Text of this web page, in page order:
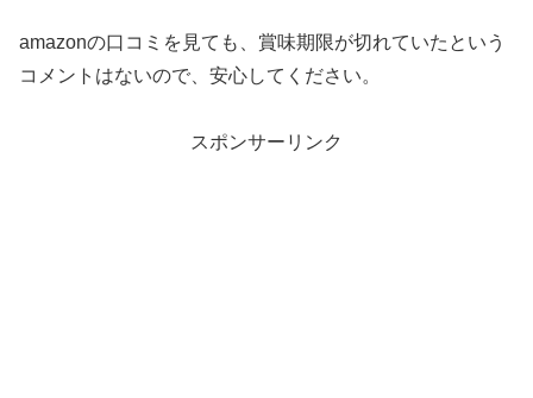
amazonの口コミを見ても、賞味期限が切れていたという
コメントはないので、安心してください。
スポンサーリンク